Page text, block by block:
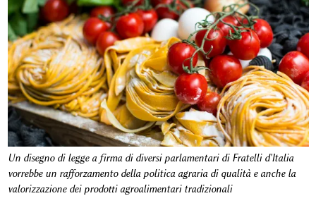
Un disegno di legge a firma di diversi parlamentari di Fratelli d'Italia
vorrebbe un rafforzamento della politica agraria di qualità e anche la
valorizzazione dei prodotti agroalimentari tradizionali